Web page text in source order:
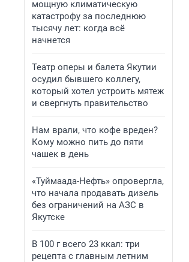
мощную климатическую
катастрофу за последнюю
тысячу лет: когда всё
начнется
Театр оперы и балета Якутии
осудил бывшего коллегу,
который хотел устроить мятеж
и свергнуть правительство
Нам врали, что кофе вреден?
Кому можно пить до пяти
чашек в день
«Туймаада-Нефть» опровергла,
что начала продавать дизель
без ограничений на АЗС в
Якутске
В 100 г всего 23 ккал: три
рецепта с главным летним